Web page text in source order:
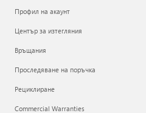
Профил на акаунт
Център за изтегляния
Връщания
Проследяване на поръчка
Рециклиране
Commercial Warranties